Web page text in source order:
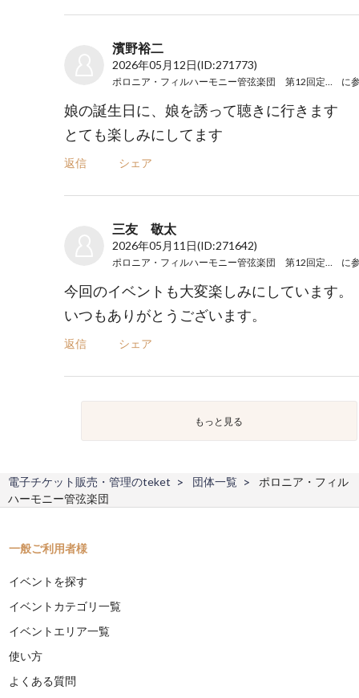
濱野裕二
2026年05月12日(ID:271773)
ポロニア・フィルハーモニー管弦楽団 第12回定期演奏会 に
娘の誕生日に、娘を誘って聴きに行きます
とても楽しみにしてます
返信 シェア
三友 敬太
2026年05月11日(ID:271642)
ポロニア・フィルハーモニー管弦楽団 第12回定期演奏会 に
今回のイベントも大変楽しみにしています。
いつもありがとうございます。
返信 シェア
もっと見る
電子チケット販売・管理のteket 団体一覧
ポロニア・フィル
ハーモニー管弦楽団
一般ご利用者様
イベントを探す
イベントカテゴリ一覧
イベントエリア一覧
使い方
よくある質問